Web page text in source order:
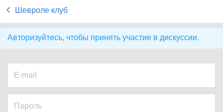
Шевроле клуб
Авторизуйтесь, чтобы принять участие в дискуссии.